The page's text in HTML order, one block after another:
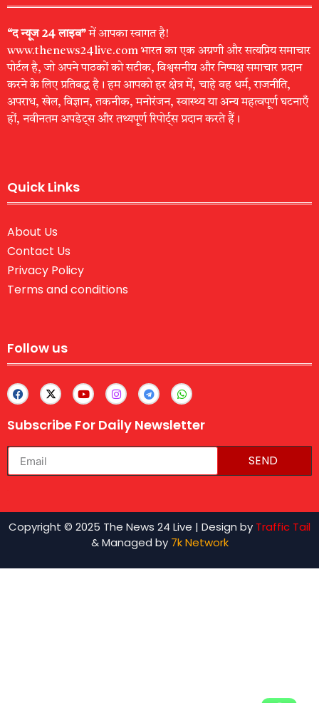
“द न्यूज 24 लाइव”में आपका स्वागत है!
www.thenews24live.com भारत का एक अग्रणी और सत्यप्रिय समाचार
पोर्टल है, जो अपने पाठकों को सटीक, विश्वसनीय और निष्पक्ष समाचार प्रदान
करने के लिए प्रतिबद्ध है। हम आपको हर क्षेत्र में, चाहे वह धर्म, राजनीति,
अपराध, खेल, विज्ञान, तकनीक, मनोरंजन, स्वास्थ्य या अन्य महत्वपूर्ण घटनाएँ
हों, नवीनतम अपडेट्स और तथ्यपूर्ण रिपोर्ट्स प्रदान करते हैं।
Quick Links
About Us
Contact Us
Privacy Policy
Terms and conditions
Follow us
Subscribe For Daily Newsletter
SEND
Copyright © 2025 The News 24 Live | Design by Traffic Tail
& Managed by 7k Network